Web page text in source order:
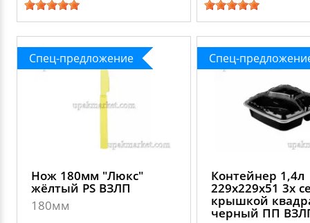
Спец-предложение
Нож 180мм "Люкс"
жёлтый PS ВЗЛП
180мм
Спец-
Контейнер 1,4л
229х229х51 3х
крышкой
черный ПП